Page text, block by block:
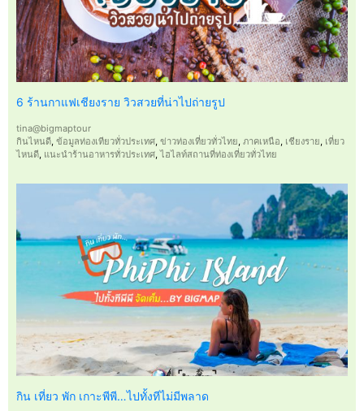
6 ร้านกาแฟเชียงราย วิวสวยที่น่าไปถ่ายรูป
tina@bigmaptour
กินไหนดี ข้อมูลท่องเทียวทั่วประเทศ ข่าวท่องเที่ยวทั่วไทย ภาคเหนือ เชียงราย เที่ยว
ไหนดี แนะนำร้านอาหารทั่วประเทศ ,ไฮไลท์สถานที่ท่องเที่ยวทั่วไทย
กิน เที่ยว พัก เกาะพีพี…ไปทั้งทีไม่มีพลาด